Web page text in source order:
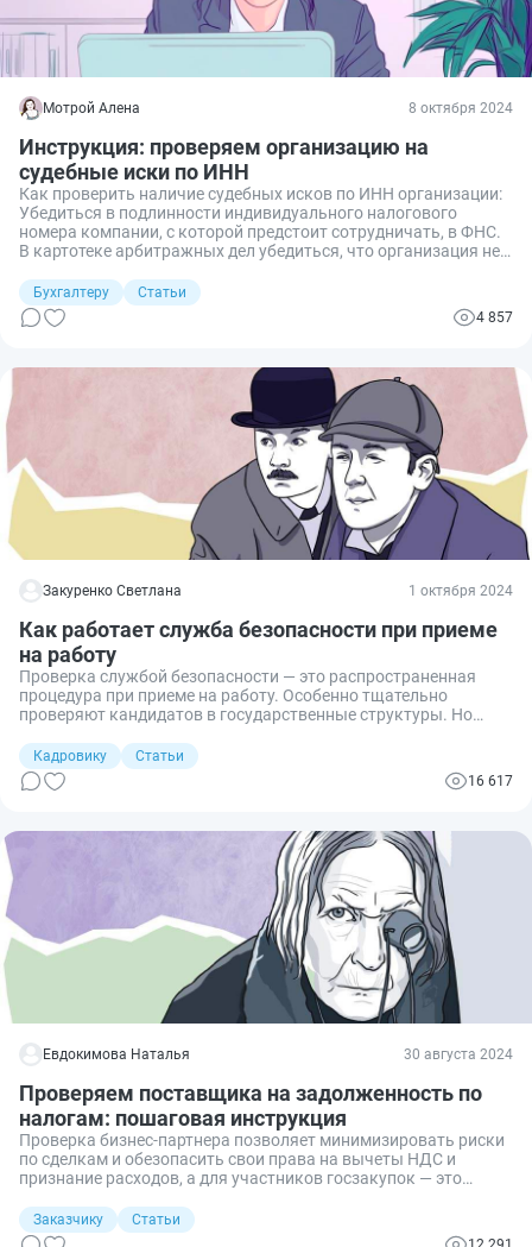
Мотрой Алена 8 октября 2024
Инструкция: проверяем организацию на
судебные иски по ИНН
Как проверить наличие судебных исков по ИНН организации:
Убедиться в подлинности индивидуального налогового
номера компании, с которой предстоит сотрудничать, в ФНС.
В картотеке арбитражных дел убедиться, что организация не
судебных разбирательств. Зафиксировать результаты, чтобы
в случае контроля со стороны налоговой доказать
ответственное поведение и добропорядочность.
Бухгалтеру
Статьи
4 857
Закуренко Светлана 1 октября 2024
Как работает служба безопасности при приеме
на работу
Проверка службой безопасности — это распространенная
процедура при приеме на работу. Особенно тщательно
проверяют кандидатов в государственные структуры. Но
Кадровику
Статьи
16 617
Евдокимова Наталья 30 августа 2024
Проверяем поставщика на задолженность по
налогам: пошаговая инструкция
Проверка бизнес-партнера позволяет минимизировать риски
по сделкам и обезопасить свои права на вычеты НДС и
признание расходов, а для участников госзакупок — это
действующим законодательством. Расскажем, как проверить
сведения о задолженности по уплате налогов контрагентами и
Заказчику
Статьи